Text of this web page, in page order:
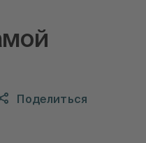
Поделиться